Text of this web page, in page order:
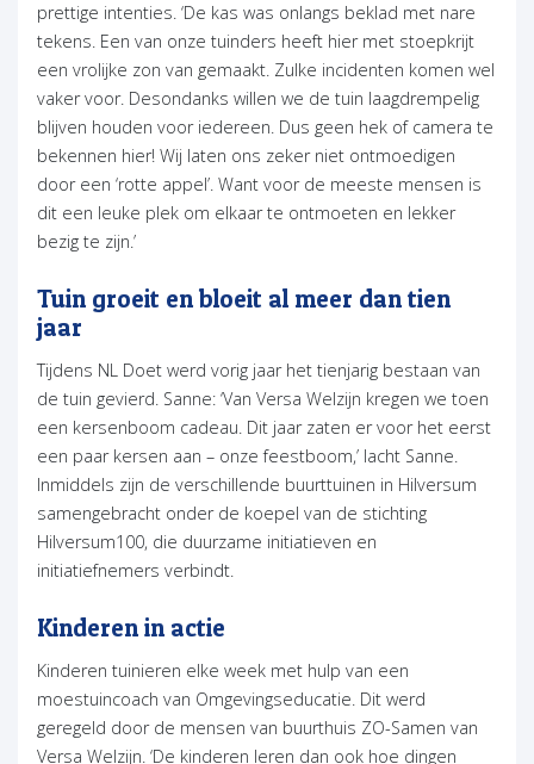
prettige intenties. ‘De kas was onlangs beklad met nare
tekens. Een van onze tuinders heeft hier met stoepkrijt
een vrolijke zon van gemaakt. Zulke incidenten komen wel
vaker voor. Desondanks willen we de tuin laagdrempelig
blijven houden voor iedereen. Dus geen hek of camera te
bekennen hier! Wij laten ons zeker niet ontmoedigen
door een ‘rotte appel’. Want voor de meeste mensen is
dit een leuke plek om elkaar te ontmoeten en lekker
bezig te zijn.’
Tuin groeit en bloeit al meer dan tien
jaar
Tijdens NL Doet werd vorig jaar het tienjarig bestaan van
de tuin gevierd. Sanne: ‘Van Versa Welzijn kregen we toen
een kersenboom cadeau. Dit jaar zaten er voor het eerst
een paar kersen aan – onze feestboom,’ lacht Sanne.
Inmiddels zijn de verschillende buurttuinen in Hilversum
samengebracht onder de koepel van de stichting
Hilversum100, die duurzame initiatieven en
initiatiefnemers verbindt.
Kinderen in actie
Kinderen tuinieren elke week met hulp van een
moestuincoach van Omgevingseducatie. Dit werd
geregeld door de mensen van buurthuis ZO-Samen van
Versa Welzijn. ‘De kinderen leren dan ook hoe dingen